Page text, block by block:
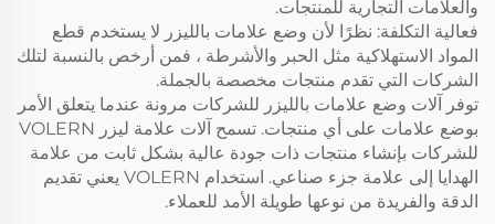
والعلامات التجارية للمنتجات.
فعالية التكلفة: نظرًا لأن وضع علامات بالليزر لا يستخدم قطع
المواد الاستهلاكية مثل الحبر والأشرطة ، فمن أرخص بالنسبة لتلك
الشركات التي تقدم منتجات مخصصة بالجملة.
توفر آلات وضع علامات بالليزر للشركات مرونة عندما يتعلق الأمر
بوضع علامات على أي منتجات. تسمح آلات علامة ليزر VOLERN
للشركات بإنشاء منتجات ذات جودة عالية بشكل ثابت من علامة
الهدايا إلى علامة جزء صناعي. استخدام VOLERN يعني تقديم
الدقة والفريدة من نوعها طويلة الأمد للعملاء.